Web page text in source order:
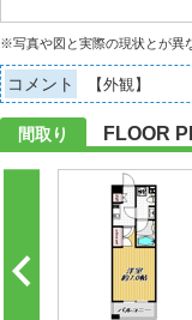
※写真や図と実際の現状とが異
コメント 【外観】
間取り FLOOR